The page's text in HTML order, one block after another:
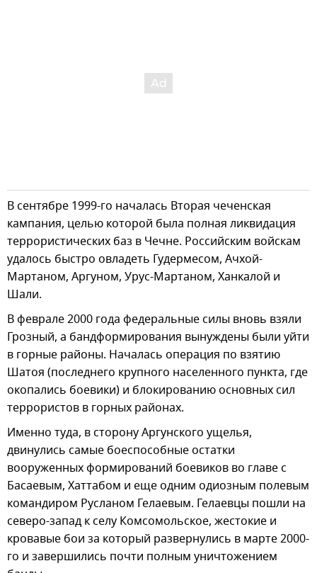
В сентябре 1999-го началась Вторая чеченская
кампания, целью которой была полная ликвидация
террористических баз в Чечне. Российским войскам
удалось быстро овладеть Гудермесом, Ачхой-
Мартаном, Аргуном, Урус-Мартаном, Ханкалой и
Шали.
В феврале 2000 года федеральные силы вновь взяли
Грозный, а бандформирования вынуждены были уйти
в горные районы. Началась операция по взятию
Шатоя (последнего крупного населенного пункта, где
окопались боевики) и блокированию основных сил
террористов в горных районах.
Именно туда, в сторону Аргунского ущелья,
двинулись самые боеспособные остатки
вооруженных формирований боевиков во главе с
Басаевым, Хаттабом и еще одним одиозным полевым
командиром Русланом Гелаевым. Гелаевцы пошли на
северо-запад к селу Комсомольское, жестокие и
кровавые бои за который развернулись в марте 2000-
го и завершились почти полным уничтожением